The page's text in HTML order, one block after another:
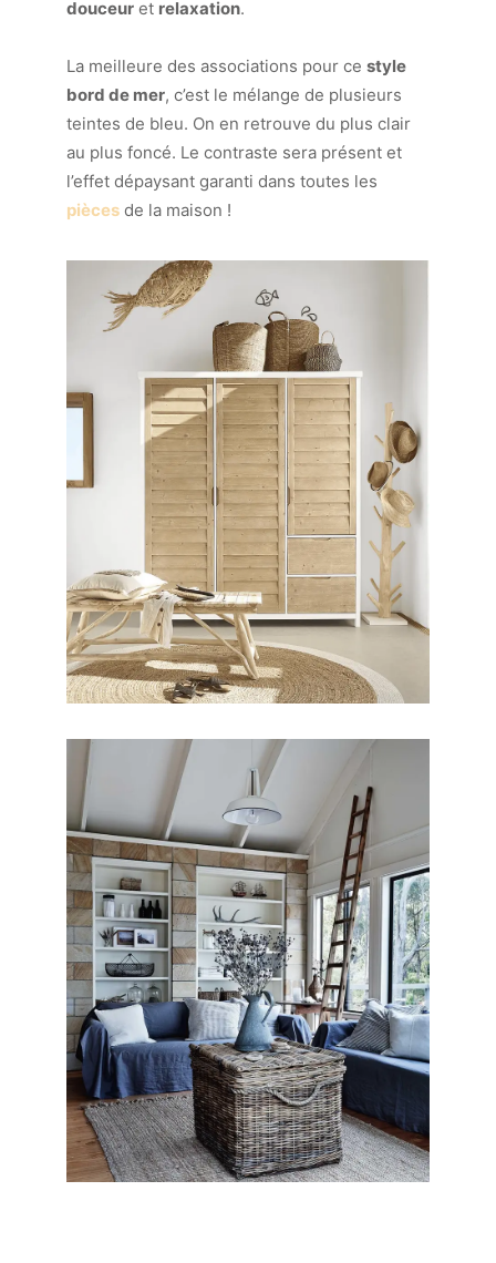
douceur et relaxation.
La meilleure des associations pour ce style
bord de mer, c’est le mélange de plusieurs
teintes de bleu. On en retrouve du plus clair
au plus foncé. Le contraste sera présent et
l’effet dépaysant garanti dans toutes les
pièces de la maison !